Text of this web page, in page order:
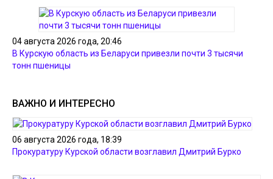
04 августа 2026 года, 20:46
В Курскую область из Беларуси привезли почти 3 тысячи
тонн пшеницы
ВАЖНО И ИНТЕРЕСНО
06 августа 2026 года, 18:39
Прокуратуру Курской области возглавил Дмитрий Бурко